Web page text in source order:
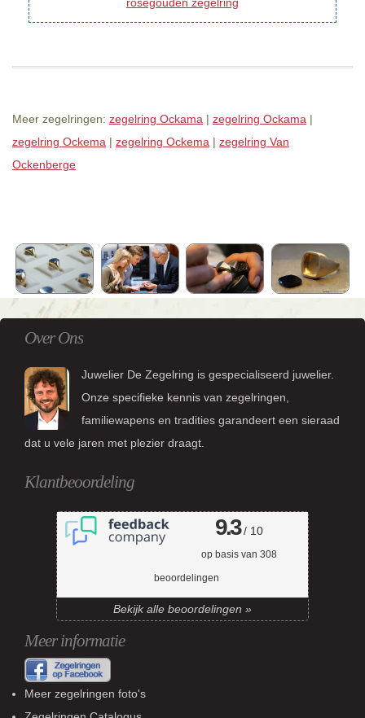
roségouden zegelring
Meer zegelringen: zegelring Ockama | zegelring Ockama |
zegelring Ockema | zegelring Ockema | zegelring Van
Ockenberge
Over Ons
Juwelier De Zegelring is gespecialiseerd juwelier.
Onze specifieke kennis van zegelringen,
familiewapens en tradities garandeert een sieraad
dat u vele jaren met plezier draagt.
Klantbeoordeling
9.3/ 10
op basis van 308
beoordelingen
Bekijk alle beoordelingen »
Meer informatie
Meer zegelringen foto's